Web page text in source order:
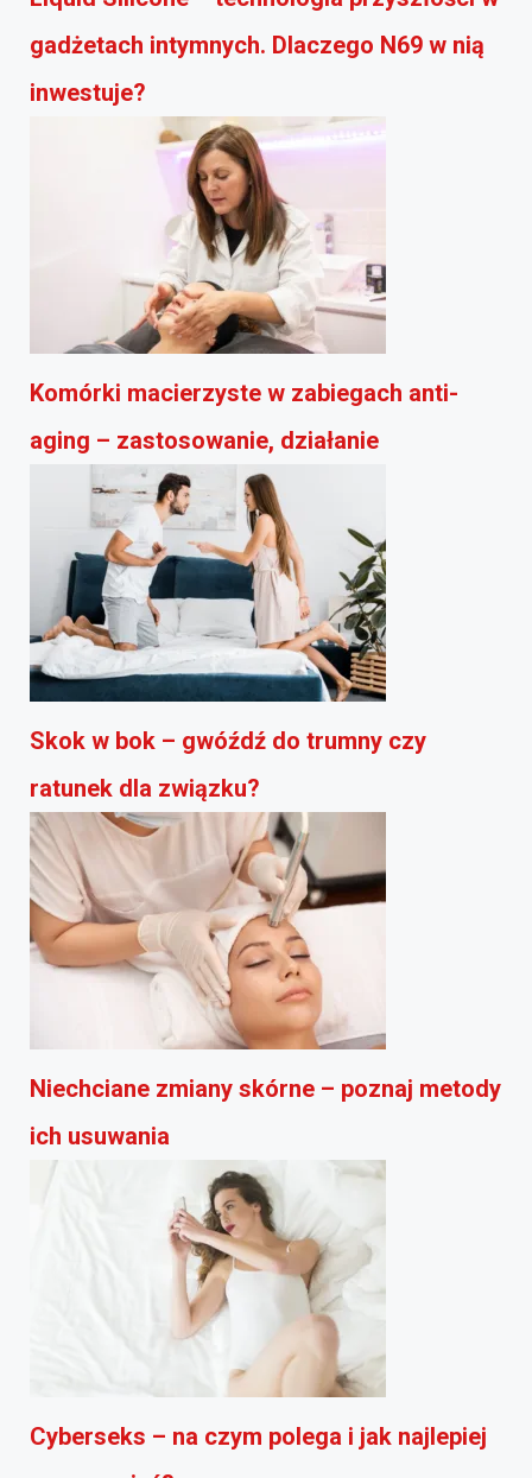
gadżetach intymnych. Dlaczego N69 w nią
inwestuje?
Komórki macierzyste w zabiegach anti-
aging – zastosowanie, działanie
Skok w bok – gwóźdź do trumny czy
ratunek dla związku?
Niechciane zmiany skórne – poznaj metody
ich usuwania
Cyberseks – na czym polega i jak najlepiej